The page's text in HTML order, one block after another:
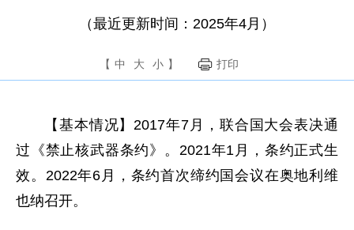
（最近更新时间：2025年4月）
【 中 大 小 】 打印
【基本情况】2017年7月，联合国大会表决通
过《禁止核武器条约》。2021年1月，条约正式生
效。2022年6月，条约首次缔约国会议在奥地利维
也纳召开。